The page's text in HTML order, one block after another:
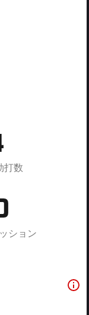
打数
ション